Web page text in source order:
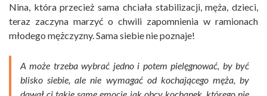
Nina, która przecież sama chciała stabilizacji, męża, dzieci,
teraz zaczyna marzyć o chwili zapomnienia w ramionach
młodego mężczyzny. Sama siebie nie poznaje!
A może trzeba wybrać jedno i potem pielęgnować, by być
blisko siebie, ale nie wymagać od kochającego męża, by